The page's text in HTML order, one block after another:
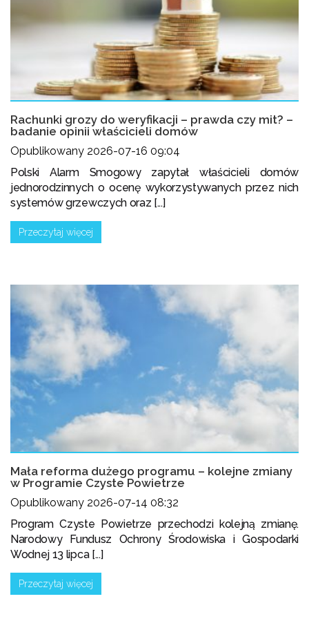
Rachunki grozy do weryfikacji – prawda czy mit? –
badanie opinii właścicieli domów
Opublikowany 2026-07-16 09:04
Polski Alarm Smogowy zapytał właścicieli domów
jednorodzinnych o ocenę wykorzystywanych przez nich
systemów grzewczych oraz [...]
Przeczytaj więcej
Mała reforma dużego programu – kolejne zmiany
w Programie Czyste Powietrze
Opublikowany 2026-07-14 08:32
Program Czyste Powietrze przechodzi kolejną zmianę.
Narodowy Fundusz Ochrony Środowiska i Gospodarki
Wodnej 13 lipca [...]
Przeczytaj więcej